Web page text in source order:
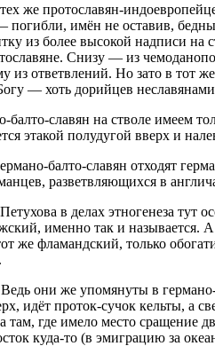
же протославян-
погибли, имён не оставив,
из более высокой надписи на
Снизу — из
из ответвлений. Но зато в тот
— хоть дорийцев неславянами
балто-славян на стволе имеем
этакой полудугой вверх и
балто-славян отходят
разветвляющихся в
в делах этногенеза
именно так и называется.
же фламандский, только
они же упомянуты в
идёт проток-сучок кельты, а
а там, где имело место
куда-то (в эмиграцию за